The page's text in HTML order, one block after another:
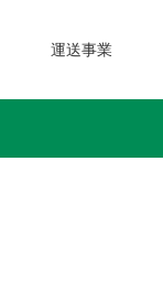
運送事業